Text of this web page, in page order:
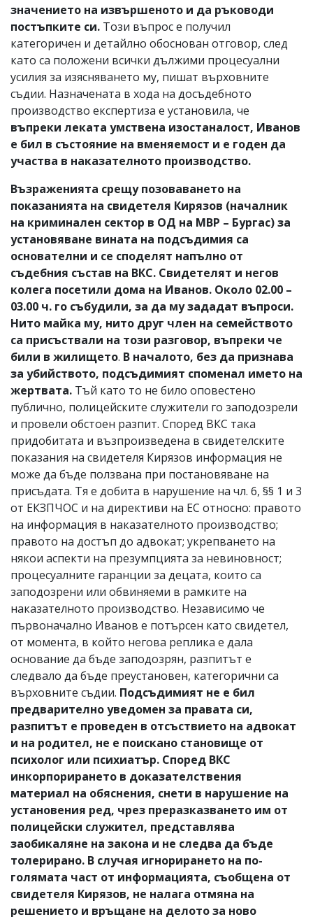
значението на извършеното и да ръководи
постъпките си. Този въпрос е получил
категоричен и детайлно обоснован отговор, след
като са положени всички дължими процесуални
усилия за изясняването му, пишат върховните
съдии. Назначената в хода на досъдебното
производство експертиза е установила, че
въпреки леката умствена изостаналост, Иванов
е бил в състояние на вменяемост и е годен да
участва в наказателното производство.
Възраженията срещу позоваването на
показанията на свидетеля Кирязов (началник
на криминален сектор в ОД на МВР – Бургас) за
установяване вината на подсъдимия са
основателни и се споделят напълно от
съдебния състав на ВКС. Свидетелят и негов
колега посетили дома на Иванов. Около 02.00 –
03.00 ч. го събудили, за да му зададат въпроси.
Нито майка му, нито друг член на семейството
са присъствали на този разговор, въпреки че
били в жилището. В началото, без да признава
за убийството, подсъдимият споменал името на
жертвата. Тъй като то не било оповестено
публично, полицейските служители го заподозрели
и провели обстоен разпит. Според ВКС така
придобитата и възпроизведена в свидетелските
показания на свидетеля Кирязов информация не
може да бъде ползвана при постановяване на
присъдата. Тя е добита в нарушение на чл. 6, §§ 1 и 3
от ЕКЗПЧОС и на директиви на ЕС относно: правото
на информация в наказателното производство;
правото на достъп до адвокат; укрепването на
някои аспекти на презумпцията за невиновност;
процесуалните гаранции за децата, които са
заподозрени или обвиняеми в рамките на
наказателното производство. Независимо че
първоначално Иванов е потърсен като свидетел,
от момента, в който негова реплика е дала
основание да бъде заподозрян, разпитът е
следвало да бъде преустановен, категорични са
върховните съдии. Подсъдимият не е бил
предварително уведомен за правата си,
разпитът е проведен в отсъствието на адвокат
и на родител, не е поискано становище от
психолог или психиатър. Според ВКС
инкорпорирането в доказателствения
материал на обяснения, снети в нарушение на
установения ред, чрез преразказването им от
полицейски служител, представлява
заобикаляне на закона и не следва да бъде
толерирано. В случая игнорирането на по-
голямата част от информацията, съобщена от
свидетеля Кирязов, не налага отмяна на
решението и връщане на делото за ново